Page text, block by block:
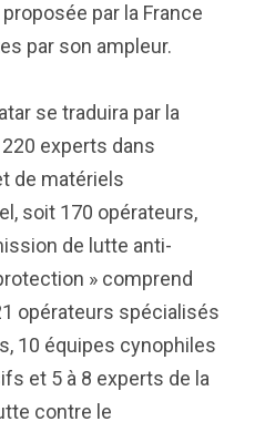
par la France
par son ampleur.
se traduira par la
experts dans
de matériels
soit 170 opérateurs,
de lutte anti-
» comprend
opérateurs spécialisés
10 équipes cynophiles
et 5 à 8 experts de la
contre le